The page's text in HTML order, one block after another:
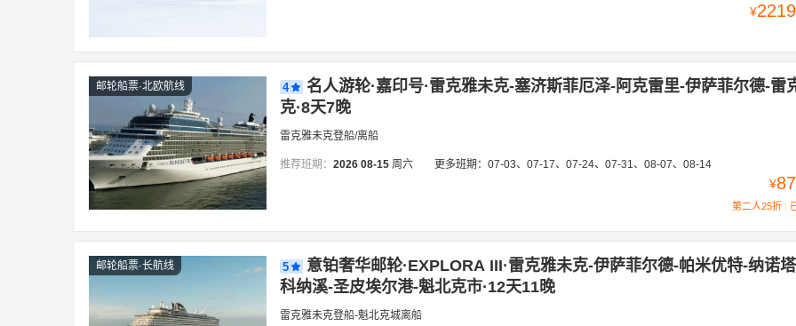
¥
邮轮船票·北欧航线 4
名人游轮·嘉印号·雷克雅未克-塞济斯菲厄泽-阿克雷里-伊萨菲尔德-雷
克·8天7晚
雷克雅未克登船/离船
推荐班期： 2026 08-15 周六 更多班期： 07-03、07-17、07-24、07-31、08-07、08-14
¥
第二人25折
邮轮船票·长航线 5
意铂奢华邮轮·EXPLORA III·雷克雅未克-伊萨菲尔德-帕米优特-纳诺
科纳溪-圣皮埃尔港-魁北克市·12天11晚
雷克雅未克登船-魁北克城离船